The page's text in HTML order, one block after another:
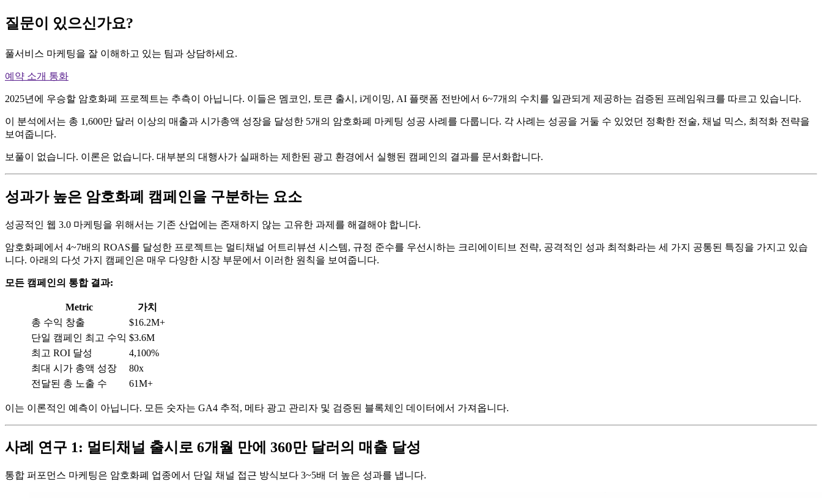
질문이 있으신가요?
풀서비스 마케팅을 잘 이해하고 있는 팀과 상담하세요.
예약 소개 통화
2025년에 우승할 암호화폐 프로젝트는 추측이 아닙니다. 이들은 멤코인, 토큰 출시, i게이밍, AI 플랫폼 전반에서 6~7개의 수치를 일관되게 제공하는 검증된 프레임워크를 따르고 있습니다.
이 분석에서는 총 1,600만 달러 이상의 매출과 시가총액 성장을 달성한 5개의 암호화폐 마케팅 성공 사례를 다룹니다. 각 사례는 성공을 거둘 수 있었던 정확한 전술, 채널 믹스, 최적화 전략을
보여줍니다.
보풀이 없습니다. 이론은 없습니다. 대부분의 대행사가 실패하는 제한된 광고 환경에서 실행된 캠페인의 결과를 문서화합니다.
성과가 높은 암호화폐 캠페인을 구분하는 요소
성공적인 웹 3.0 마케팅을 위해서는 기존 산업에는 존재하지 않는 고유한 과제를 해결해야 합니다.
암호화폐에서 4~7배의 ROAS를 달성한 프로젝트는 멀티채널 어트리뷰션 시스템, 규정 준수를 우선시하는 크리에이티브 전략, 공격적인 성과 최적화라는 세 가지 공통된 특징을 가지고 있습
니다. 아래의 다섯 가지 캠페인은 매우 다양한 시장 부문에서 이러한 원칙을 보여줍니다.
모든 캠페인의 통합 결과:
Metric
가치
총 수익 창출
$16.2M+
단일 캠페인 최고 수익 $3.6M
최고 ROI 달성
4,100%
최대 시가 총액 성장
80x
전달된 총 노출 수
61M+
이는 이론적인 예측이 아닙니다. 모든 숫자는 GA4 추적, 메타 광고 관리자 및 검증된 블록체인 데이터에서 가져옵니다.
사례 연구 1: 멀티채널 출시로 6개월 만에 360만 달러의 매출 달성
통합 퍼포먼스 마케팅은 암호화폐 업종에서 단일 채널 접근 방식보다 3~5배 더 높은 성과를 냅니다.